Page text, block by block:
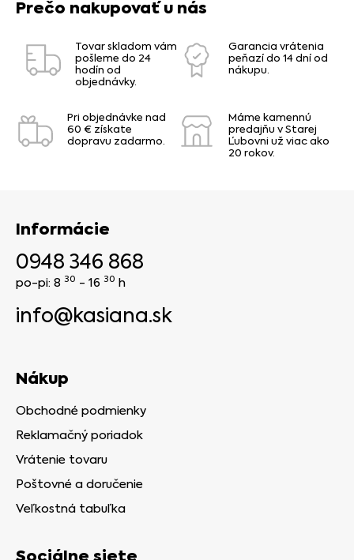
Prečo nakupovať u nás
Tovar skladom vám
pošleme do 24
hodín od
objednávky.
Garancia vrátenia
peňazí do 14 dní od
nákupu.
Pri objednávke nad
60 € získate
dopravu zadarmo.
Máme kamennú
predajňu v Starej
Ľubovni už viac ako
20 rokov.
Informácie
0948 346 868
po-pi: 8 30 - 16 30 h
info@kasiana.sk
Nákup
Obchodné podmienky
Reklamačný poriadok
Vrátenie tovaru
Poštovné a doručenie
Veľkostná tabuľka